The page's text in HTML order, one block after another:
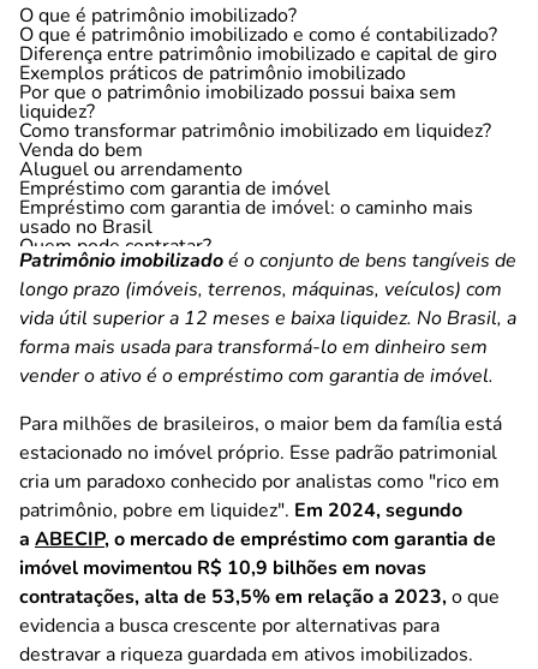
O que é patrimônio imobilizado?
O que é patrimônio imobilizado e como é contabilizado?
Diferença entre patrimônio imobilizado e capital de giro
Exemplos práticos de patrimônio imobilizado
Por que o patrimônio imobilizado possui baixa sem
liquidez?
Como transformar patrimônio imobilizado em liquidez?
Venda do bem
Aluguel ou arrendamento
Empréstimo com garantia de imóvel
Empréstimo com garantia de imóvel: o caminho mais
usado no Brasil
Quem pode contratar?
Quando faz sentido transformar patrimônio imobilizado
em liquidez?
Simule antes de decidir
Perguntas frequentes
Patrimônio imobilizado é a mesma coisa que ativo
imobilizado?
Preciso vender o imóvel para transformar patrimônio
Imóvel financiado entra no patrimônio imobilizado?
Qual a diferença entre patrimônio imobilizado e
patrimônio líquido?
Patrimônio imobilizadoé o conjunto de bens tangíveis de
longo prazo (imóveis, terrenos, máquinas, veículos) com
vida útil superior a 12 meses e baixa liquidez. No Brasil, a
forma mais usada para transformá-lo em dinheiro sem
vender o ativo é o empréstimo com garantia de imóvel.
Para milhões de brasileiros, o maior bem da família está
estacionado no imóvel próprio. Esse padrão patrimonial
cria um paradoxo conhecido por analistas como "rico em
patrimônio, pobre em liquidez". Em 2024, segundo
a ABECIP, o mercado de empréstimo com garantia de
imóvel movimentou R$ 10,9 bilhões em novas
contratações, alta de 53,5% em relação a 2023,o que
evidencia a busca crescente por alternativas para
destravar a riqueza guardada em ativos imobilizados.